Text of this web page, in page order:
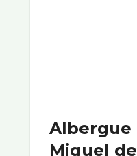
Albergue
Miguel de